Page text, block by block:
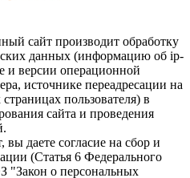
сайт производит обработку
данных (информацию об ip-
и версии операционной
источнике переадресации на
пользователя) в
сайта и проведения
вы даете согласие на сбор и
(Статья 6 Федерального
"Закон о персональных